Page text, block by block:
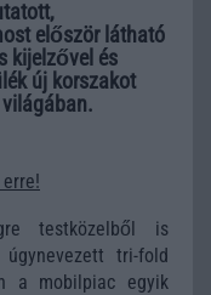
először látható
kijelzővel és
új korszakot
testközelből is
tri-fold
a mobilpiac egyik